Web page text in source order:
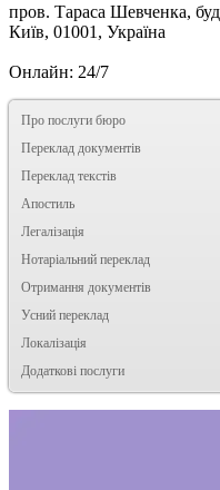
пров. Тараса Шевченка,
Київ, 01001, Україна
Онлайн: 24/7
Про послуги бюро
Переклад документів
Переклад текстів
Апостиль
Легалізація
Нотаріальний переклад
Отримання документів
Усний переклад
Локалізація
Додаткові послуги